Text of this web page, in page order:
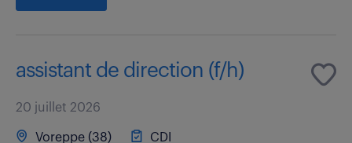
assistant de direction (f/h)
20 juillet 2026
Voreppe (38)
CDI